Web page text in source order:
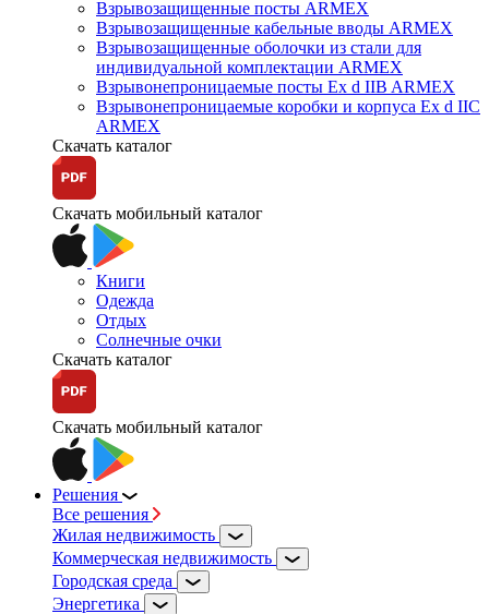
Взрывозащищенные посты ARMEX
Взрывозащищенные кабельные вводы ARMEX
Взрывозащищенные оболочки из стали для
индивидуальной комплектации ARMEX
Взрывонепроницаемые посты Ex d IIB ARMEX
Взрывонепроницаемые коробки и корпуса Ex d IIС
ARMEX
Скачать каталог
Скачать мобильный каталог
Книги
Одежда
Отдых
Солнечные очки
Скачать каталог
Скачать мобильный каталог
Решения
Все решения
Жилая недвижимость
Коммерческая недвижимость
Городская среда
Энергетика